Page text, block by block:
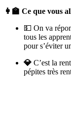
👩‍🏫 Ce que vous
💵 On va
tous les
pour s’éviter
💎 C’est la
pépites très